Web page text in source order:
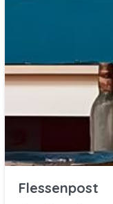
Flessenpost